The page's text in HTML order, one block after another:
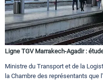
Ligne TGV Marrakech-Agadir :
Ministre du Transport et de la
la Chambre des représentants que